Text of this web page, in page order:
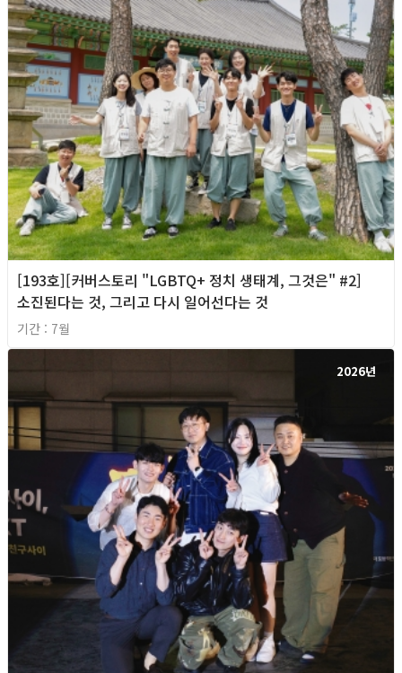
[193호][커버스토리 "LGBTQ+ 정치 생태계, 그것은" #2]
소진된다는 것, 그리고 다시 일어선다는 것
기간 : 7월
2026년